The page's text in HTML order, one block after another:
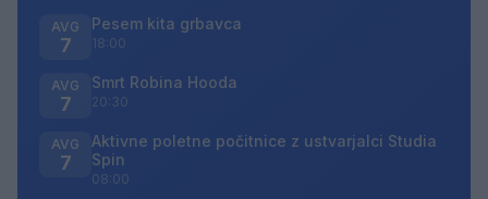
AVG
7
Pesem kita grbavca
18:00
AVG
7
Smrt Robina Hooda
20:30
AVG
7
Aktivne poletne počitnice z ustvarjalci Studia
Spin
08:00